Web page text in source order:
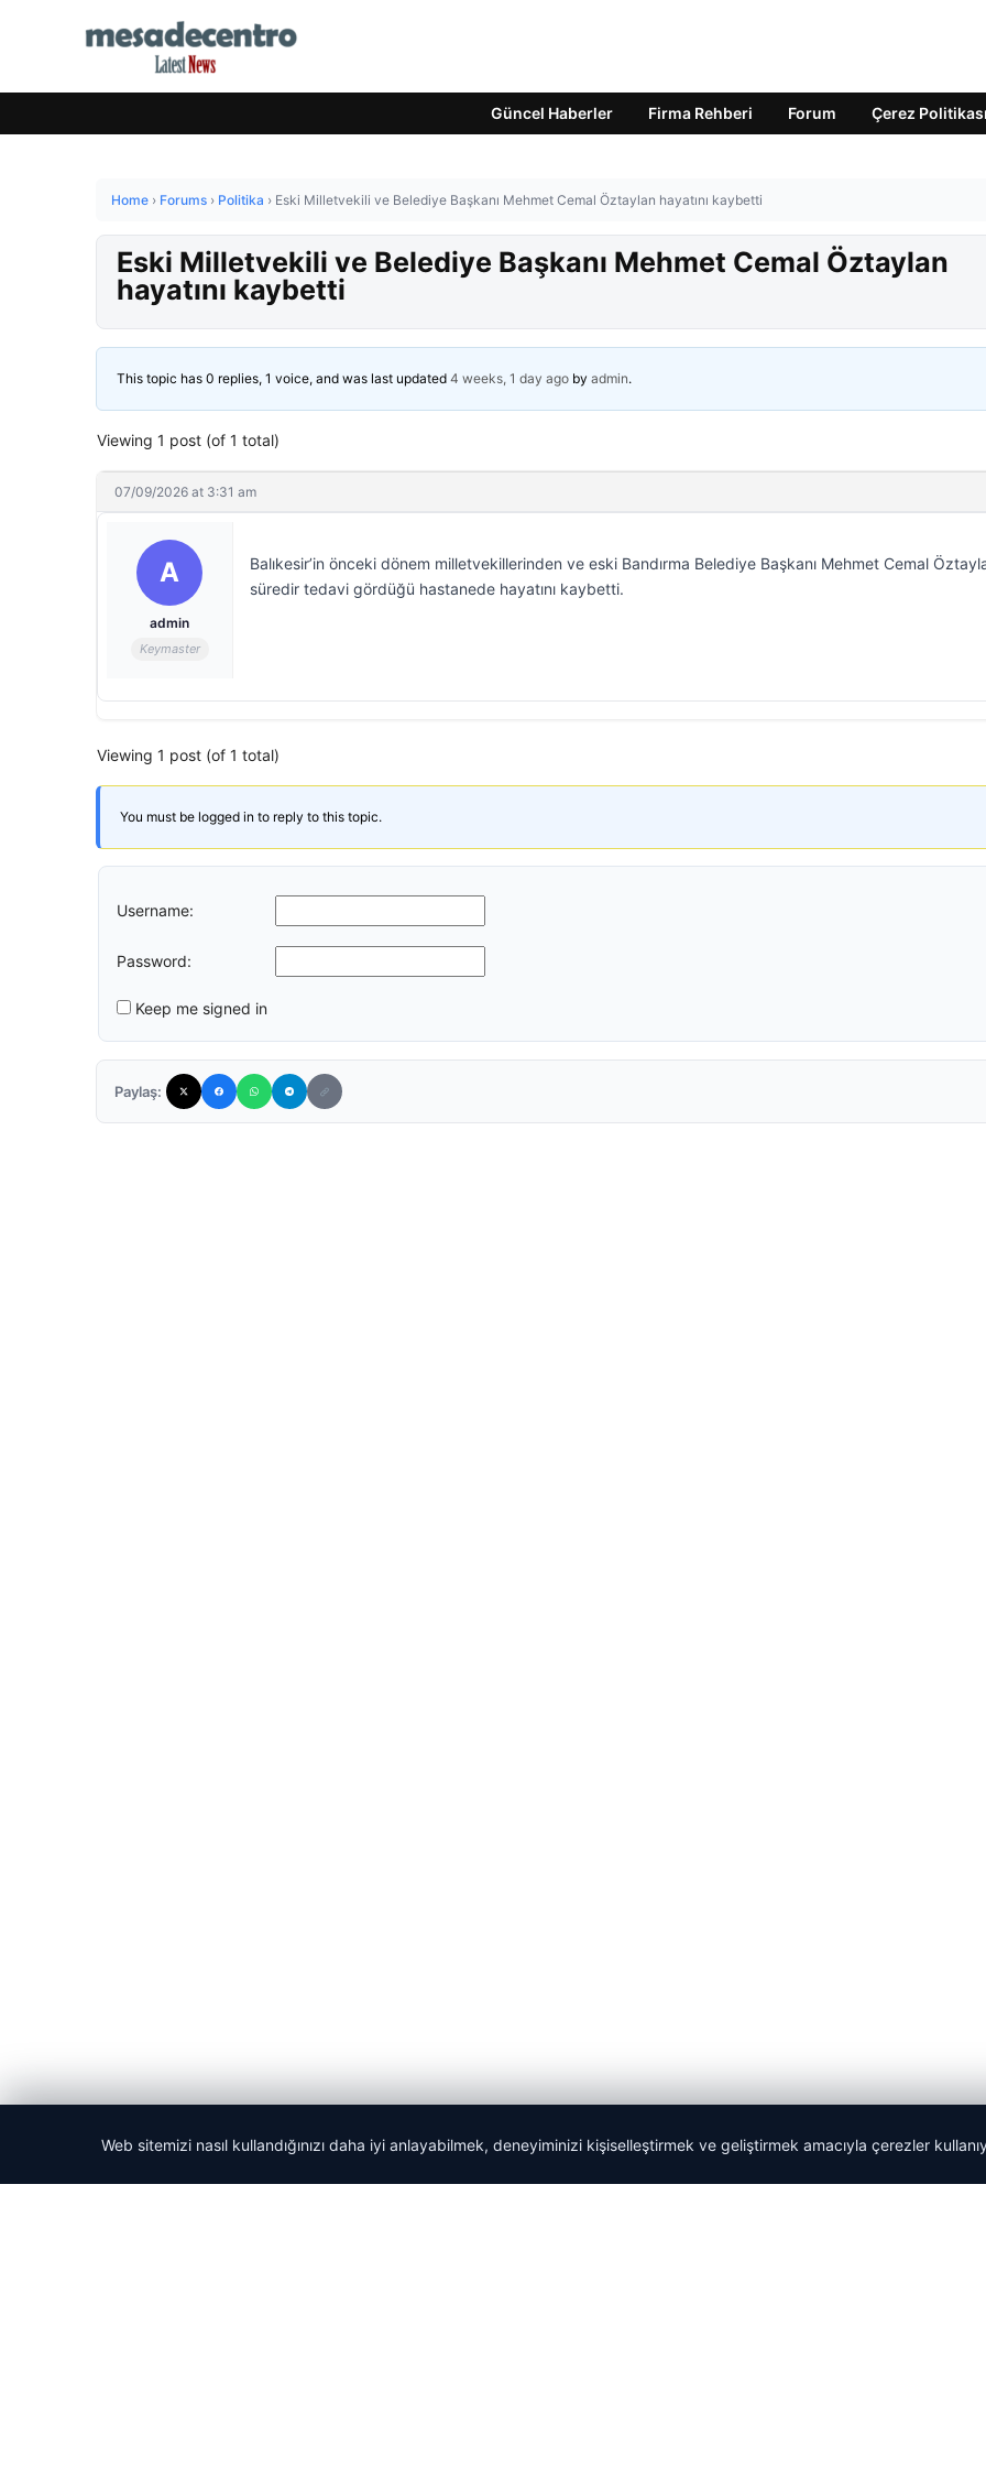
Güncel Haberler Firma Rehberi Forum Çerez Politikası
Home › Forums › Politika › Eski Milletvekili ve Belediye Başkanı Mehmet Cemal Öztaylan hayatını kaybetti
Eski Milletvekili ve Belediye Başkanı Mehmet Cemal Öztaylan
hayatını kaybetti
This topic has 0 replies, 1 voice, and was last updated 4 weeks, 1 day ago by admin.
Viewing 1 post (of 1 total)
07/09/2026 at 3:31 am
A
admin
Keymaster
Balıkesir’in önceki dönem milletvekillerinden ve eski Bandırma Belediye Başkanı Mehmet Cemal
süredir tedavi gördüğü hastanede hayatını kaybetti.
Viewing 1 post (of 1 total)
You must be logged in to reply to this topic.
Username:
Password:
Keep me signed in
Paylaş:
Web sitemizi nasıl kullandığınızı daha iyi anlayabilmek, deneyiminizi kişiselleştirmek ve geliştirmek amacıyla çerezler